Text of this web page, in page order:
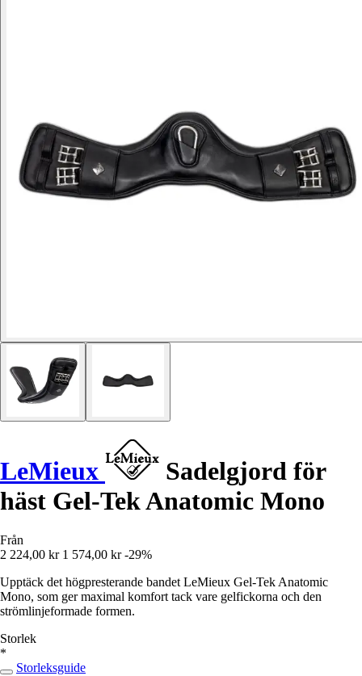
LeMieux
Sadelgjord för
häst Gel-Tek Anatomic Mono
Från
2 224,00 kr 1 574,00 kr -29%
Upptäck det högpresterande bandet LeMieux Gel-Tek Anatomic
Mono, som ger maximal komfort tack vare gelfickorna och den
strömlinjeformade formen.
Storlek
*
Storleksguide